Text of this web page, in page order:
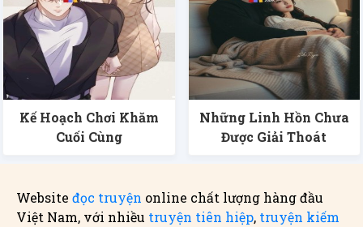
Kế Hoạch Chơi Khăm
Cuối Cùng
Những Linh Hồn Chưa
Được Giải Thoát
Website đọc truyện online chất lượng hàng đầu
Việt Nam, với nhiều truyện tiên hiệp, truyện kiếm